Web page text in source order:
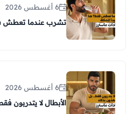
6 أغسطس 2026
تشرب عندما تعطش
6 أغسطس 2026
الأبطال لا يتدربون